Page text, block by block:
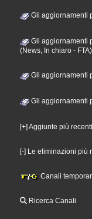
Gli aggiornamenti
Gli aggiornamenti
(News, In chiaro - FTA)
Gli aggiornamenti
Gli aggiornamenti
[+] Aggiunte più
[-] Le eliminazioni più
Canali
Ricerca Canali